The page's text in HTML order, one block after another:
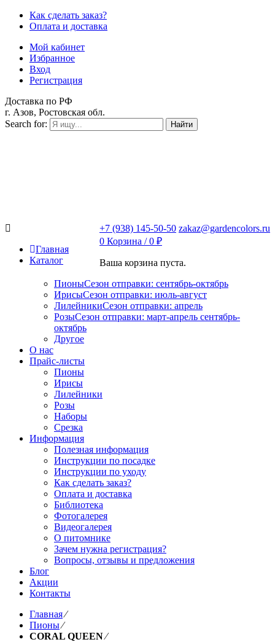
Как сделать заказ?
Оплата и доставка
Мой кабинет
Избранное
Вход
Регистрация
Доставка по РФ
г. Азов, Ростовская обл.
Search for:
Найти
+7 (938) 145-50-50 zakaz@gardencolors.ru
0 Корзина /0 ₽
Ваша корзина пуста.
Главная
Каталог
ПионыСезон отправки: сентябрь-октябрь
ИрисыСезон отправки: июль-август
ЛилейникиСезон отправки: апрель
РозыСезон отправки: март-апрель сентябрь-
октябрь
Другое
О нас
Прайс-листы
Пионы
Ирисы
Лилейники
Розы
Наборы
Срезка
Информация
Полезная информация
Инструкции по посадке
Инструкции по уходу
Как сделать заказ?
Оплата и доставка
Библиотека
Фотогалерея
Видеогалерея
О питомнике
Зачем нужна регистрация?
Вопросы, отзывы и предложения
Блог
Акции
Контакты
Главная⁄
Пионы⁄
CORAL QUEEN⁄